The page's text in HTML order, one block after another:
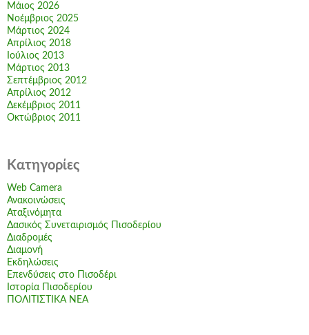
Μάιος 2026
Νοέμβριος 2025
Μάρτιος 2024
Απρίλιος 2018
Ιούλιος 2013
Μάρτιος 2013
Σεπτέμβριος 2012
Απρίλιος 2012
Δεκέμβριος 2011
Οκτώβριος 2011
Kατηγορίες
Web Camera
Ανακοινώσεις
Αταξινόμητα
Δασικός Συνεταιρισμός Πισοδερίου
Διαδρομές
Διαμονή
Εκδηλώσεις
Επενδύσεις στο Πισοδέρι
Ιστορία Πισοδερίου
ΠΟΛΙΤΙΣΤΙΚΑ ΝΕΑ